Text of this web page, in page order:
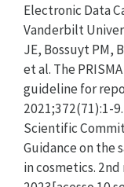
Electronic Data
Vanderbilt
JE, Bossuyt PM,
et al. The
guideline for
2021;372(71):1-
Scientific
Guidance on the
in cosmetics. 2nd